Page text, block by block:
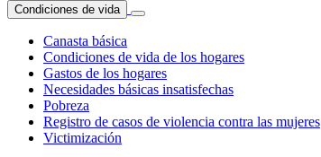
Condiciones de vida
Canasta básica
Condiciones de vida de los hogares
Gastos de los hogares
Necesidades básicas insatisfechas
Pobreza
Registro de casos de violencia contra las mujeres
Victimización